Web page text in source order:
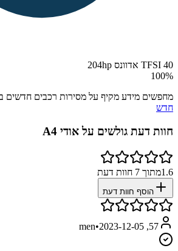
40 TFSI אדוונס 204hp
100%
מחפשים מידע מקיף על מסירות רכבים חדשים
חדש
חוות דעת גולשים על אודי A4
1.6מתוך 7 חוות דעת
הוסף חוות דעת
57, men
•2023-12-05